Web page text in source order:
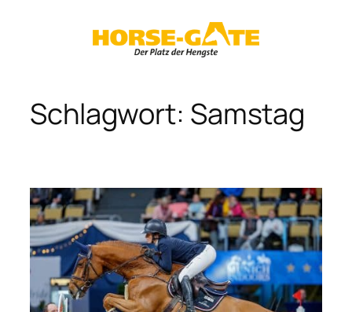
Schlagwort: Samstag